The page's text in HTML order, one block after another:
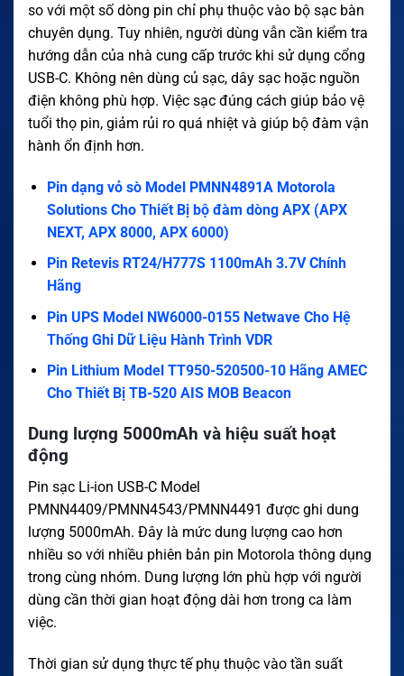
so với một số dòng pin chỉ phụ thuộc vào bộ sạc bàn
chuyên dụng. Tuy nhiên, người dùng vẫn cần kiểm tra
hướng dẫn của nhà cung cấp trước khi sử dụng cổng
USB-C. Không nên dùng củ sạc, dây sạc hoặc nguồn
điện không phù hợp. Việc sạc đúng cách giúp bảo vệ
tuổi thọ pin, giảm rủi ro quá nhiệt và giúp bộ đàm vận
hành ổn định hơn.
Pin dạng vỏ sò Model PMNN4891A Motorola
Solutions Cho Thiết Bị bộ đàm dòng APX (APX
NEXT, APX 8000, APX 6000)
Pin Retevis RT24/H777S 1100mAh 3.7V Chính
Hãng
Pin UPS Model NW6000-0155 Netwave Cho Hệ
Thống Ghi Dữ Liệu Hành Trình VDR
Pin Lithium Model TT950-520500-10 Hãng AMEC
Cho Thiết Bị TB-520 AIS MOB Beacon
Dung lượng 5000mAh và hiệu suất hoạt
động
Pin sạc Li-ion USB-C Model
PMNN4409/PMNN4543/PMNN4491 được ghi dung
lượng 5000mAh. Đây là mức dung lượng cao hơn
nhiều so với nhiều phiên bản pin Motorola thông dụng
trong cùng nhóm. Dung lượng lớn phù hợp với người
dùng cần thời gian hoạt động dài hơn trong ca làm
việc.
Thời gian sử dụng thực tế phụ thuộc vào tần suất